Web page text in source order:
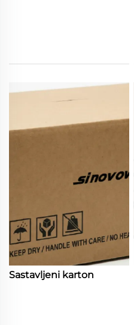
Sastavljeni karton